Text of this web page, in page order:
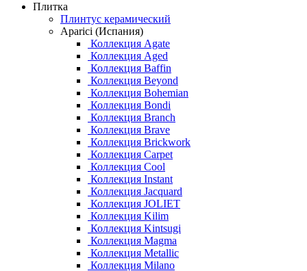
Плитка
Плинтус керамический
Aparici (Испания)
Коллекция Agate
Коллекция Aged
Коллекция Baffin
Коллекция Beyond
Коллекция Bohemian
Коллекция Bondi
Коллекция Branch
Коллекция Brave
Коллекция Brickwork
Коллекция Carpet
Коллекция Cool
Коллекция Instant
Коллекция Jacquard
Коллекция JOLIET
Коллекция Kilim
Коллекция Kintsugi
Коллекция Magma
Коллекция Metallic
Коллекция Milano